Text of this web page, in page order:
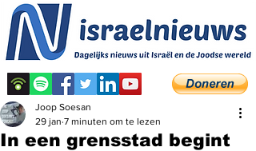
In een grensstad begint
Joop Soesan
29 jan 7 minuten om te lezen